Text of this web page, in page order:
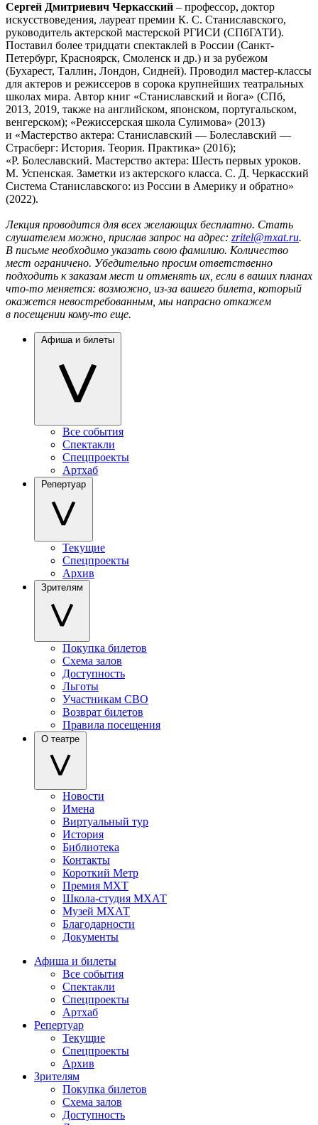
Сергей Дмитриевич Черкасский – профессор, доктор
искусствоведения, лауреат премии К. С. Станиславского,
руководитель актерской мастерской РГИСИ (СПбГАТИ).
Поставил более тридцати спектаклей в России (Санкт-
Петербург, Красноярск, Смоленск и др.) и за рубежом
(Бухарест, Таллин, Лондон, Сидней). Проводил мастер-классы
для актеров и режиссеров в сорока крупнейших театральных
школах мира. Автор книг «Станиславский и йога» (СПб,
2013, 2019, также на английском, японском, португальском,
венгерском); «Режиссерская школа Сулимова» (2013)
и «Мастерство актера: Станиславский — Болеславский —
Страсберг: История. Теория. Практика» (2016);
«Р. Болеславский. Мастерство актера: Шесть первых уроков.
М. Успенская. Заметки из актерского класса. С. Д. Черкасский
Система Станиславского: из России в Америку и обратно»
(2022).
Лекция проводится для всех желающих бесплатно. Стать
слушателем можно, прислав запрос на адрес: zritel@mxat.ru.
В письме необходимо указать свою фамилию. Количество
мест ограничено. Убедительно просим ответственно
подходить к заказам мест и отменять их, если в ваших планах
что-то меняется: возможно, из-за вашего билета, который
окажется невостребованным, мы напрасно откажем
в посещении кому-то еще.
Афиша и билеты
Все события
Спектакли
Спецпроекты
Артхаб
Репертуар
Текущие
Спецпроекты
Архив
Зрителям
Покупка билетов
Схема залов
Доступность
Льготы
Участникам СВО
Возврат билетов
Правила посещения
О театре
Новости
Имена
Виртуальный тур
История
Библиотека
Контакты
Короткий Метр
Премия МХТ
Школа-студия МХАТ
Музей МХАТ
Благодарности
Документы
Афиша и билеты
Все события
Спектакли
Спецпроекты
Артхаб
Репертуар
Текущие
Спецпроекты
Архив
Зрителям
Покупка билетов
Схема залов
Доступность